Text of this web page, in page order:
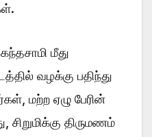
மீது
வழக்கு பதிந்து
மற்ற ஏழு பேரின்
சிறுமிக்கு திருமணம்